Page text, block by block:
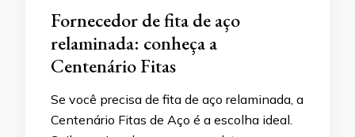
Fornecedor de fita de aço
relaminada: conheça a
Centenário Fitas
Se você precisa de fita de aço relaminada, a
Centenário Fitas de Aço é a escolha ideal.